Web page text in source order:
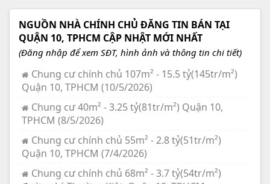
NGUỒN NHÀ CHÍNH CHỦ ĐĂNG TIN BÁN TẠI
QUẬN 10, TPHCM CẬP NHẬT MỚI NHẤT
(Đăng nhập để xem SĐT, hình ảnh và thông tin chi tiết)
Chung cư chính chủ 107m² - 15.5 tỷ(145tr/m²)
Quận 10, TPHCM (10/5/2026)
Chung cư 40m² - 3.25 tỷ(81tr/m²) Quận 10,
TPHCM (8/5/2026)
Chung cư chính chủ 55m² - 2.8 tỷ(51tr/m²)
Quận 10, TPHCM (7/4/2026)
Chung cư chính chủ 68m² - 3.7 tỷ(54tr/m²)